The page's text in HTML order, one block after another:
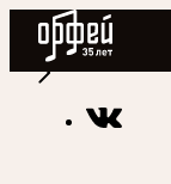
Радио Орфей
Радио